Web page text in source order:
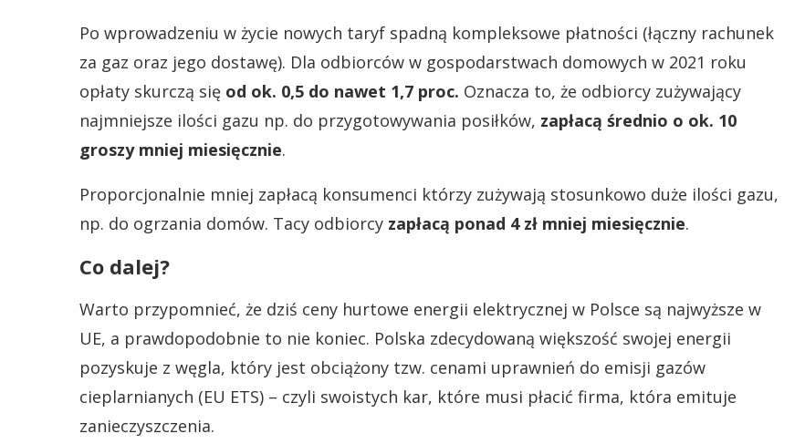
Po wprowadzeniu w życie nowych taryf spadną kompleksowe płatności (łączny rachunek
za gaz oraz jego dostawę). Dla odbiorców w gospodarstwach domowych w 2021 roku
opłaty skurczą się od ok. 0,5 do nawet 1,7 proc. Oznacza to, że odbiorcy zużywający
najmniejsze ilości gazu np. do przygotowywania posiłków, zapłacą średnio o ok. 10
groszy mniej miesięcznie.
Proporcjonalnie mniej zapłacą konsumenci którzy zużywają stosunkowo duże ilości gazu,
np. do ogrzania domów. Tacy odbiorcy zapłacą ponad 4 zł mniej miesięcznie.
Co dalej?
Warto przypomnieć, że dziś ceny hurtowe energii elektrycznej w Polsce są najwyższe w
UE, a prawdopodobnie to nie koniec. Polska zdecydowaną większość swojej energii
pozyskuje z węgla, który jest obciążony tzw. cenami uprawnień do emisji gazów
cieplarnianych (EU ETS) – czyli swoistych kar, które musi płacić firma, która emituje
zanieczyszczenia.